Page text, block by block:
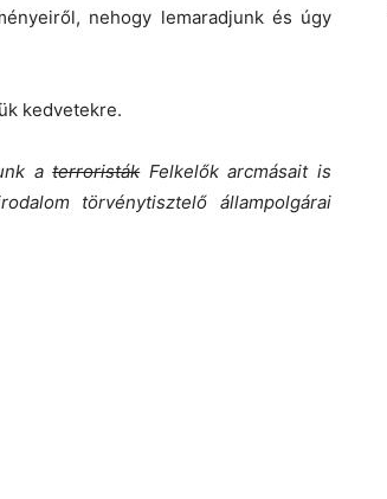
nehogy lemaradjunk és úgy
kedvetekre.
aterroristákFelkelők arcmásait is
törvénytisztelő állampolgárai